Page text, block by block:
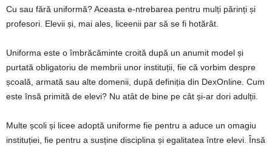
Cu sau fără uniformă? Aceasta e-ntrebarea pentru mulți părinți și
profesori. Elevii și, mai ales, liceenii par să se fi hotărât.
Uniforma este o îmbrăcăminte croită după un anumit model și
purtată obligatoriu de membrii unor instituții, fie că vorbim despre
școală, armată sau alte domenii, dupǎ definiția din DexOnline. Cum
este însă primită de elevi? Nu atât de bine pe cât și-ar dori adulții.
Multe școli și licee adoptă uniforme fie pentru a aduce un omagiu
instituției, fie pentru a susține disciplina și egalitatea între elevi. Însă